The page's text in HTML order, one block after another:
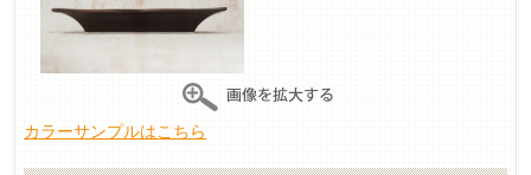
カラーサンプルはこちら